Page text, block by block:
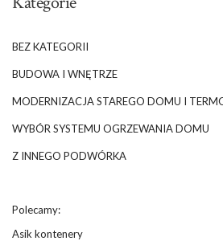
BEZ KATEGORII
BUDOWA I WNĘTRZE
MODERNIZACJA STAREGO DOMU I
WYBÓR SYSTEMU OGRZEWANIA DOMU
Z INNEGO PODWÓRKA
Polecamy:
Asik kontenery